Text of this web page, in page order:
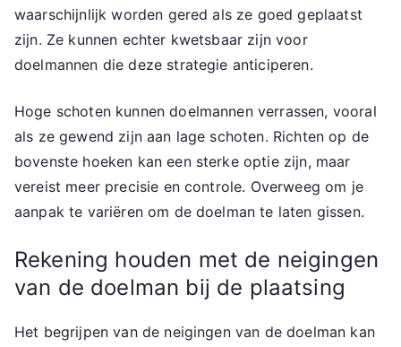
waarschijnlijk worden gered als ze goed geplaatst
zijn. Ze kunnen echter kwetsbaar zijn voor
doelmannen die deze strategie anticiperen.
Hoge schoten kunnen doelmannen verrassen, vooral
als ze gewend zijn aan lage schoten. Richten op de
bovenste hoeken kan een sterke optie zijn, maar
vereist meer precisie en controle. Overweeg om je
aanpak te variëren om de doelman te laten gissen.
Rekening houden met de neigingen
van de doelman bij de plaatsing
Het begrijpen van de neigingen van de doelman kan